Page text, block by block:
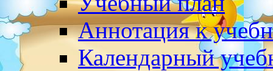
Аннотация к
Календарный